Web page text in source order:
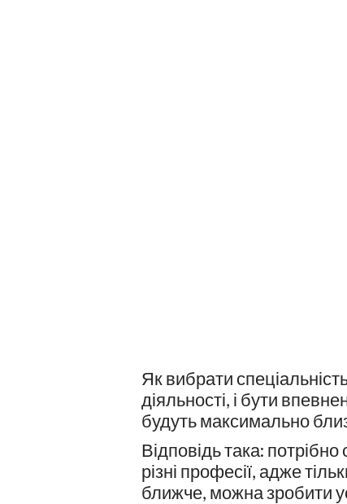
Як вибрати
діяльності, і бути
будуть максимально
Відповідь така:
різні професії, адже
ближче, можна зробити